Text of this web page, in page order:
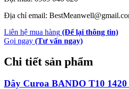
Địa chỉ email:
Liên hệ mua hàng (Để lại thông tin)
Gọi ngay (Tư vấn ngay)
Chi tiết sản phẩm
Dây Curoa BANDO T10